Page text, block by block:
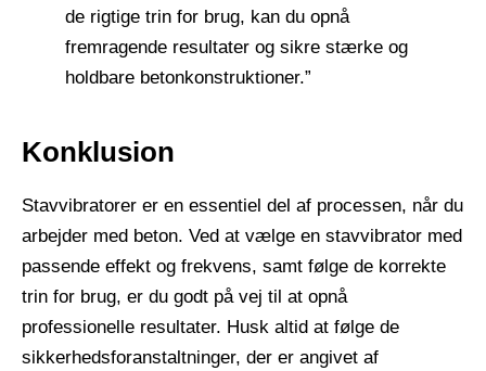
de rigtige trin for brug, kan du opnå
fremragende resultater og sikre stærke og
holdbare betonkonstruktioner.”
Konklusion
Stavvibratorer er en essentiel del af processen, når du
arbejder med beton. Ved at vælge en stavvibrator med
passende effekt og frekvens, samt følge de korrekte
trin for brug, er du godt på vej til at opnå
professionelle resultater. Husk altid at følge de
sikkerhedsforanstaltninger, der er angivet af